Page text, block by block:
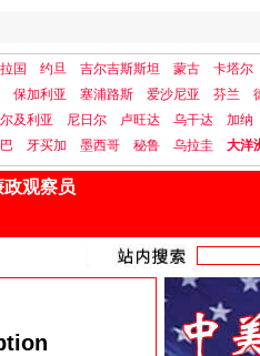
国 约旦 吉尔吉斯斯坦 蒙古 卡塔尔
保加利亚 塞浦路斯 爱沙尼亚 芬兰
及利亚 尼日尔 卢旺达 乌干达 加纳
牙买加 墨西哥 秘鲁 乌拉圭 大洋
政观察员